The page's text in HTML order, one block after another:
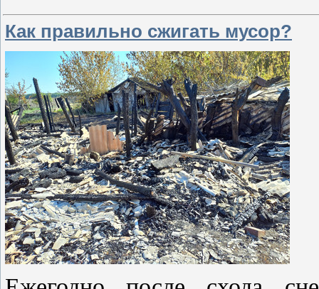
Как правильно сжигать мусор?